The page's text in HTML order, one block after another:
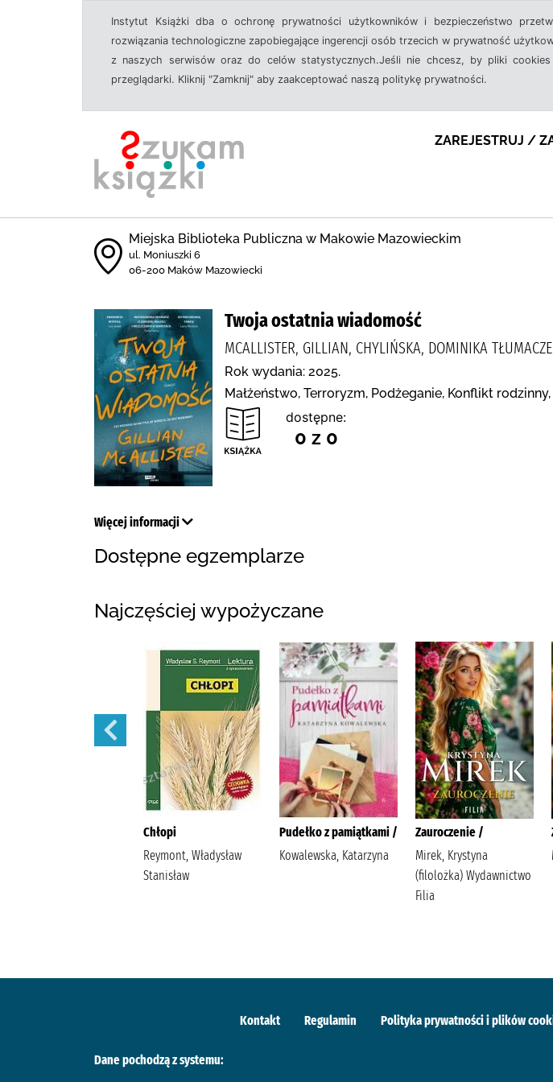
Instytut Książki dba o ochronę prywatności użytkowników i bezpieczeństwo
rozwiązania technologiczne zapobiegające ingerencji osób trzecich w prywatność
z naszych serwisów oraz do celów statystycznych.Jeśli nie chcesz, by pliki cookies
przeglądarki. Kliknij "Zamknij" aby zaakceptować naszą politykę prywatności.
ZAREJESTRUJ /
Miejska Biblioteka Publiczna w Makowie Mazowieckim
ul. Moniuszki 6
06-200 Maków Mazowiecki
Twoja ostatnia wiadomość
MCALLISTER, GILLIAN, CHYLIŃSKA, DOMINIKA
Rok wydania: 2025.
Małżeństwo, Terroryzm, Podżeganie, Konflikt
dostępne:
0 z 0
Więcej informacji
Dostępne egzemplarze
Najczęściej wypożyczane
Chłopi
Reymont, Władysław
Stanisław
Pudełko z pamiątkami /
Kowalewska, Katarzyna
Zauroczenie /
Mirek, Krystyna
(filolożka) Wydawnictwo
Filia
Kontakt Regulamin Polityka prywatności i plików
Dane pochodzą z systemu: